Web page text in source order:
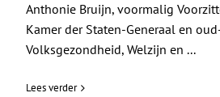
Anthonie Bruijn, voormalig
Kamer der Staten-Generaal en
Volksgezondheid, Welzijn en ...
Lees verder